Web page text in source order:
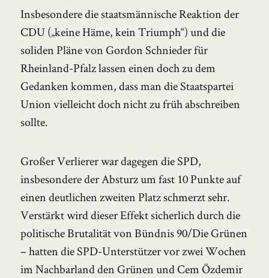
Insbesondere die staatsmännische Reaktion der
CDU („keine Häme, kein Triumph“) und die
soliden Pläne von Gordon Schnieder für
Rheinland-Pfalz lassen einen doch zu dem
Gedanken kommen, dass man die Staatspartei
Union vielleicht doch nicht zu früh abschreiben
sollte.
Großer Verlierer war dagegen die SPD,
insbesondere der Absturz um fast 10 Punkte auf
einen deutlichen zweiten Platz schmerzt sehr.
Verstärkt wird dieser Effekt sicherlich durch die
politische Brutalität von Bündnis 90/Die Grünen
– hatten die SPD-Unterstützer vor zwei Wochen
im Nachbarland den Grünen und Cem Özdemir